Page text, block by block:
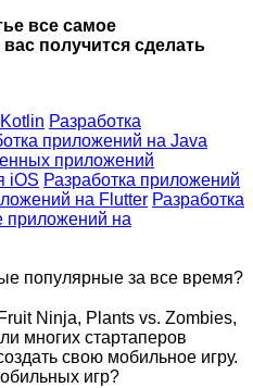
все самое
получится сделать
Разработка
приложений на Java
приложений
iOS Разработка приложений
на Flutter Разработка
приложений на
популярные за все время?
Ninja, Plants vs. Zombies,
многих стартаперов
свою мобильное игру.
игр?